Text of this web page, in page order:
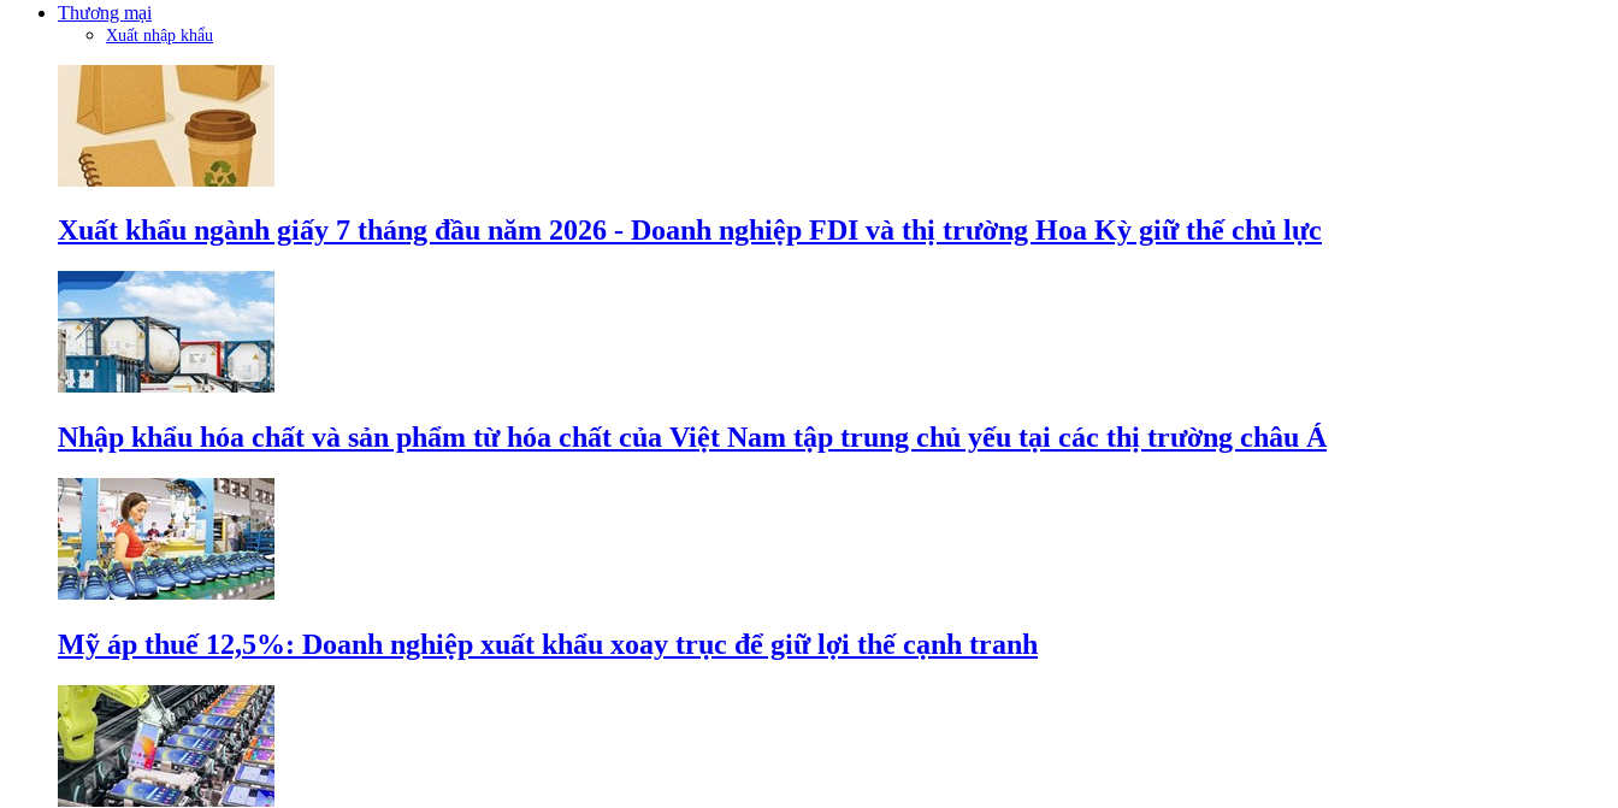
Thương mại
Xuất nhập khẩu
Xuất khẩu ngành giấy 7 tháng đầu năm 2026 - Doanh nghiệp FDI và thị trường Hoa Kỳ giữ thế chủ lực
Nhập khẩu hóa chất và sản phẩm từ hóa chất của Việt Nam tập trung chủ yếu tại các thị trường châu Á
Mỹ áp thuế 12,5%: Doanh nghiệp xuất khẩu xoay trục để giữ lợi thế cạnh tranh